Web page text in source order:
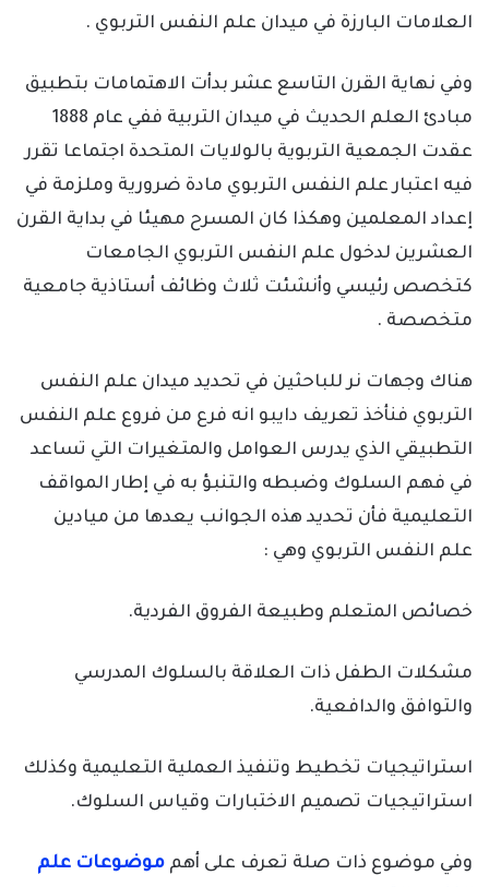
العلامات البارزة في ميدان علم النفس التربوي .
وفي نهاية القرن التاسع عشر بدأت الاهتمامات بتطبيق
مبادئ العلم الحديث في ميدان التربية ففي عام 1888
عقدت الجمعية التربوية بالولايات المتحدة اجتماعا تقرر
فيه اعتبار علم النفس التربوي مادة ضرورية وملزمة في
إعداد المعلمين وهكذا كان المسرح مهيئا في بداية القرن
العشرين لدخول علم النفس التربوي الجامعات
كتخصص رئيسي وأنشئت ثلاث وظائف أستاذية جامعية
متخصصة .
هناك وجهات نر للباحثين في تحديد ميدان علم النفس
التربوي فنأخذ تعريف دايبو انه فرع من فروع علم النفس
التطبيقي الذي يدرس العوامل والمتغيرات التي تساعد
في فهم السلوك وضبطه والتنبؤ به في إطار المواقف
التعليمية فأن تحديد هذه الجوانب يعدها من ميادين
علم النفس التربوي وهي :
خصائص المتعلم وطبيعة الفروق الفردية.
مشكلات الطفل ذات العلاقة بالسلوك المدرسي
والتوافق والدافعية.
استراتيجيات تخطيط وتنفيذ العملية التعليمية وكذلك
استراتيجيات تصميم الاختبارات وقياس السلوك.
وفي موضوع ذات صلة تعرف على أهم موضوعات علم